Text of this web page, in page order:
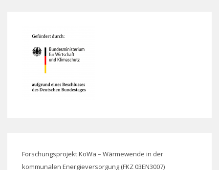
Forschungsprojekt KoWa – Wärmewende in der
kommunalen Energieversorgung (FKZ 03EN3007)